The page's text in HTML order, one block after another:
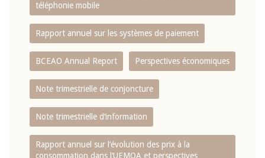
téléphonie mobile
Rapport annuel sur les systèmes de paiement
BCEAO Annual Report Perspectives économiques
Note trimestrielle de conjoncture
Note trimestrielle d‘information
Rapport annuel sur l‘évolution des prix à la
consommation dans l‘UEMOA et perspectives